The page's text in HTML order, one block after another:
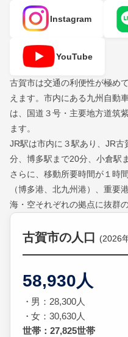
Instagram
YouTube
古賀市は交通の利便性が極め
えます。市内にある九州自動
は、国道３号・主要地方道筑
ます。
JR駅は市内に３駅あり、JR
分、博多駅まで20分、小倉駅
さらに、移動所要時間が１時
（博多港、北九州港）、重要
海・空それぞれの拠点に抜群
古賀市の人口 (2026
58,930人
男：28,300人
女：30,630人
世帯：27,825世帯